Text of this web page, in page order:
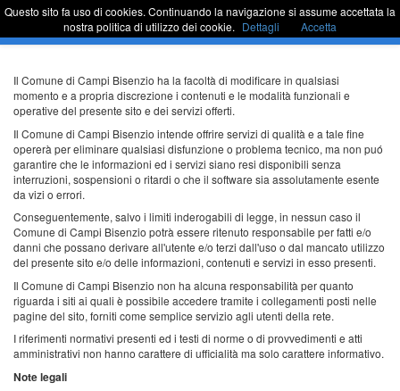
Passa
contenuto
barra
Sportello Unico
Il Comune di Campi Bisenzio ha la facoltà di modificare in qualsiasi
momento e a propria discrezione i contenuti e le modalità funzionali e
operative del presente sito e dei servizi offerti.
Il Comune di Campi Bisenzio intende offrire servizi di qualità e a tale fine
opererà per eliminare qualsiasi disfunzione o problema tecnico, ma non puó
garantire che le informazioni ed i servizi siano resi disponibili senza
interruzioni, sospensioni o ritardi o che il software sia assolutamente esente
da vizi o errori.
Conseguentemente, salvo i limiti inderogabili di legge, in nessun caso il
Comune di Campi Bisenzio potrà essere ritenuto responsabile per fatti e/o
danni che possano derivare all'utente e/o terzi dall'uso o dal mancato utilizzo
del presente sito e/o delle informazioni, contenuti e servizi in esso presenti.
Il Comune di Campi Bisenzio non ha alcuna responsabilità per quanto
riguarda i siti ai quali è possibile accedere tramite i collegamenti posti nelle
pagine del sito, forniti come semplice servizio agli utenti della rete.
I riferimenti normativi presenti ed i testi di norme o di provvedimenti e atti
amministrativi non hanno carattere di ufficialità ma solo carattere informativo.
Note legali
Questo sito fa uso di cookies. Continuando la navigazione si assume accettata la
nostra politica di utilizzo dei cookie. Dettagli Accetta